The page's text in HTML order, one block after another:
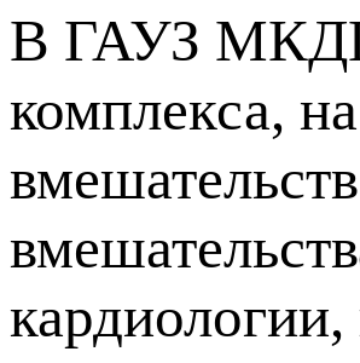
В ГАУЗ МКДЦ
комплекса,